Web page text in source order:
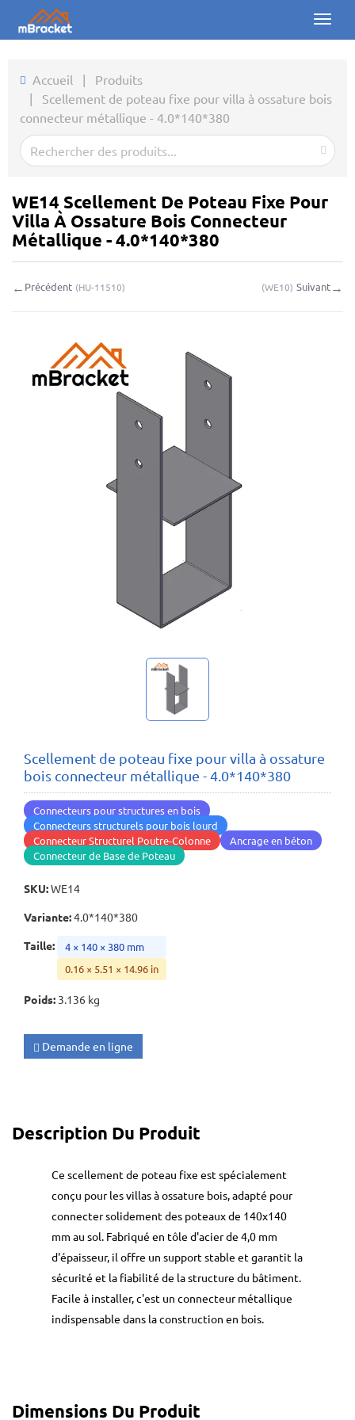
Toggle
Produits
À propos
Téléchargements
Mes demandes
Accueil | Produits
| Scellement de poteau fixe pour villa à ossature bois
connecteur métallique - 4.0*140*380
WE14 Scellement De Poteau Fixe Pour
Villa À Ossature Bois Connecteur
Métallique - 4.0*140*380
← Précédent (HU-11510) (WE10) Suivant→
Scellement de poteau fixe pour villa à ossature
bois connecteur métallique - 4.0*140*380
Connecteurs pour structures en bois
Connecteurs structurels pour bois lourd
Connecteur Structurel Poutre-Colonne
Ancrage en béton
Connecteur de Base de Poteau
SKU:WE14
Variante:4.0*140*380
Taille:
4 × 140 × 380 mm
0.16 × 5.51 × 14.96 in
Poids: 3.136 kg
Demande en ligne
Description Du Produit
Ce scellement de poteau fixe est spécialement
conçu pour les villas à ossature bois, adapté pour
connecter solidement des poteaux de 140x140
mm au sol. Fabriqué en tôle d'acier de 4,0 mm
d'épaisseur, il offre un support stable et garantit la
sécurité et la fiabilité de la structure du bâtiment.
Facile à installer, c'est un connecteur métallique
indispensable dans la construction en bois.
Dimensions Du Produit